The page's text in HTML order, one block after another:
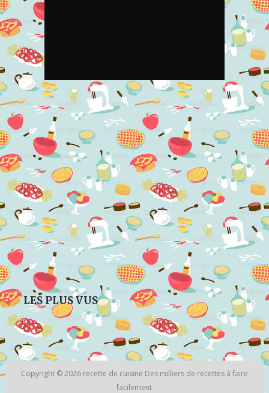
LES PLUS VUS
Copyright © 2026 recette de cuisine Des milliers de recettes à faire
facilement